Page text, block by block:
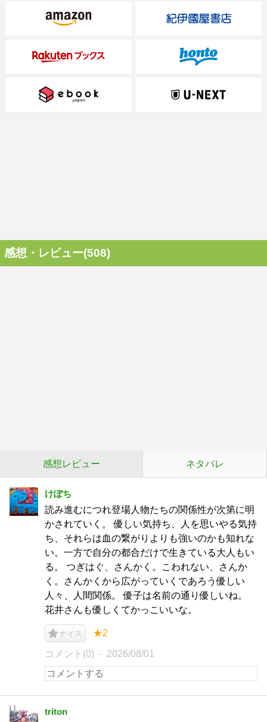
感想・レビュー(508)
感想レビュー ネタバレ
けぽち
読み進むにつれ登場人物たちの関係性が次第に明
かされていく。 優しい気持ち、人を思いやる気持
ち、それらは血の繋がりよりも強いのかも知れな
い。一方で自分の都合だけで生きている大人もい
る。 つぎはぐ、さんかく。こわれない、さんか
く。さんかくから広がっていくであろう優しい
人々、人間関係。 優子は名前の通り優しいね。
花井さんも優しくてかっこいいな。
ナイス ★2
コメント(0) 2026/08/01
triton